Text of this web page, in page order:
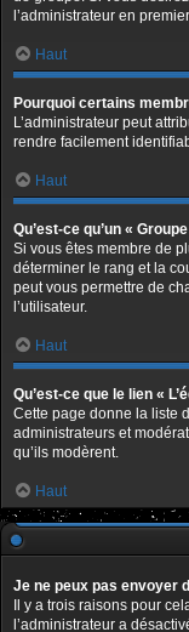
l’administrateur en
Haut
Pourquoi certains
L’administrateur peut
rendre facilement
Haut
Qu’est-ce qu’un «
Si vous êtes membre de
déterminer le rang et la
peut vous permettre de
l’utilisateur.
Haut
Qu’est-ce que le lien «
Cette page donne la liste
administrateurs et
qu’ils modèrent.
Haut
Je ne peux pas envoyer
Il y a trois raisons pour
l’administrateur a